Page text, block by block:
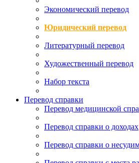
Экономический перевод
Юридический перевод
Литературный перевод
Художественный перевод
Набор текста
Перевод справки
Перевод медицинской
Перевод справки о доходах
Перевод справки о